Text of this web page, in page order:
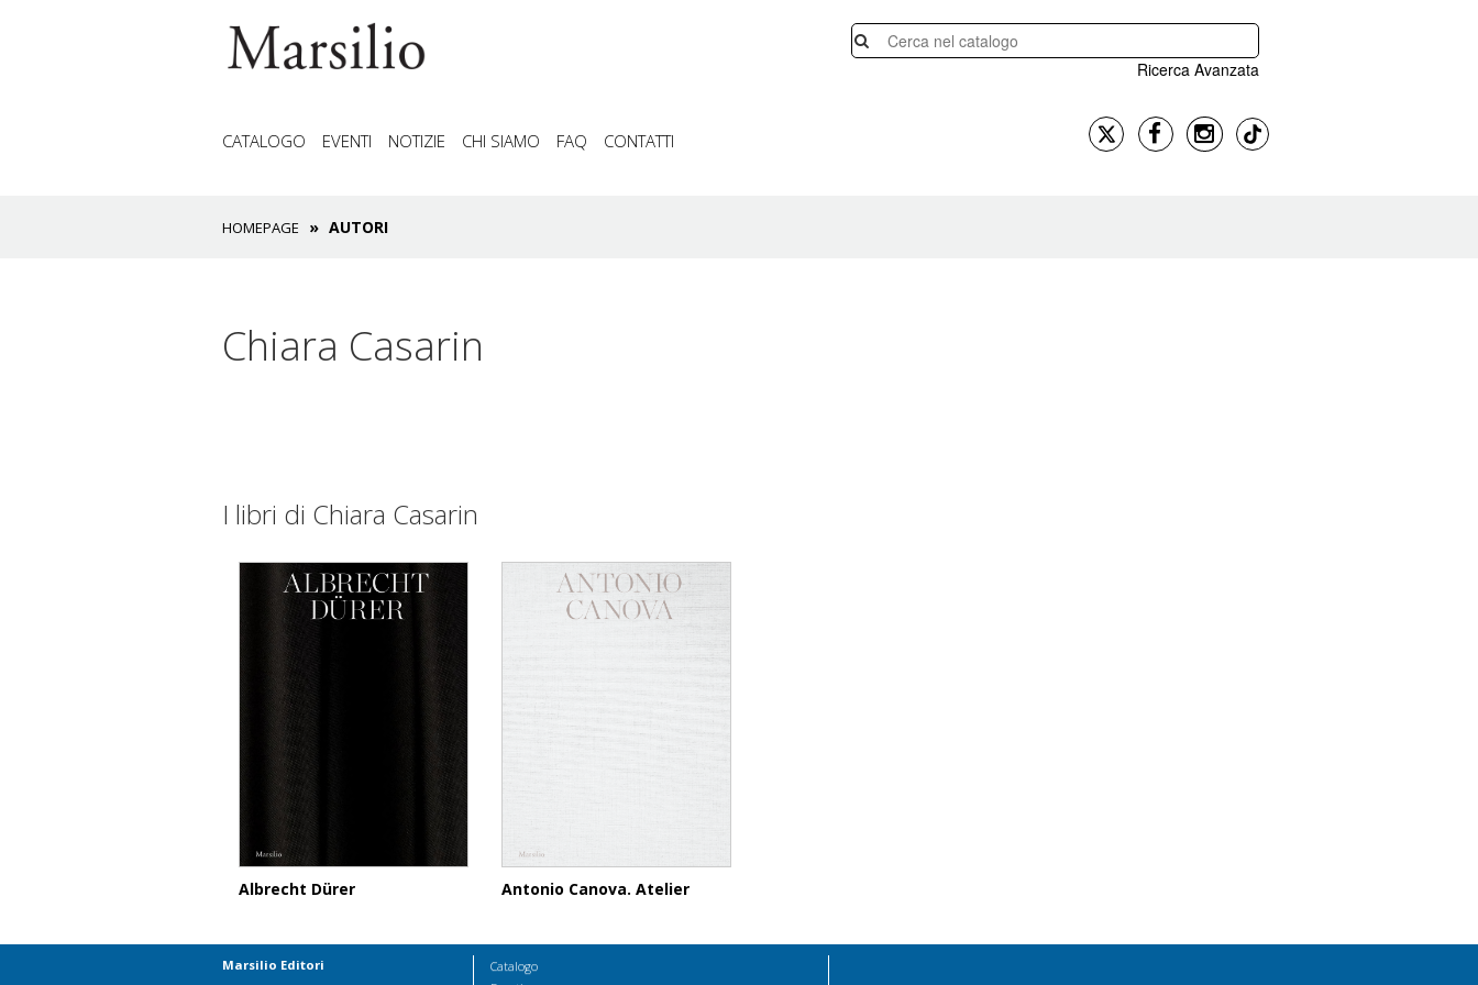
Ricerca Avanzata
CATALOGO EVENTI NOTIZIE CHI SIAMO FAQ CONTATTI
HOMEPAGE AUTORI
Chiara Casarin
I libri di Chiara Casarin
Albrecht Dürer Antonio Canova. Atelier
Marsilio Editori
Catalogo